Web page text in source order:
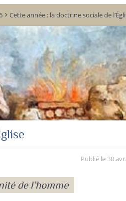
keyboard_arrow_right Cette année : la doctrine sociale de
Publié le 30
de l’homme